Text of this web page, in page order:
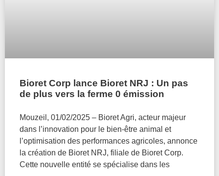
Bioret Corp lance Bioret NRJ : Un pas
de plus vers la ferme 0 émission
Mouzeil, 01/02/2025 – Bioret Agri, acteur majeur
dans l’innovation pour le bien-être animal et
l’optimisation des performances agricoles, annonce
la création de Bioret NRJ, filiale de Bioret Corp.
Cette nouvelle entité se spécialise dans les